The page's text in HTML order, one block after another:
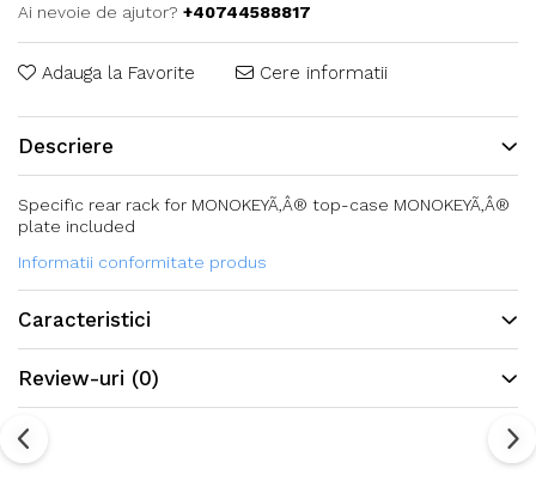
Ai nevoie de ajutor? +40744588817
Adauga la Favorite Cere informatii
Descriere
Specific rear rack for MONOKEYÃ‚Â® top-case MONOKEYÃ‚Â®
plate included
Informatii conformitate produs
Caracteristici
Review-uri (0)